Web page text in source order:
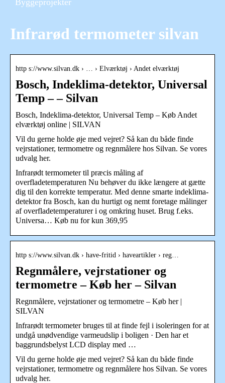
Byggeprojekter
Infrarød termometer silvan
http s://www.silvan.dk › … › Elværktøj › Andet elværktøj
Bosch, Indeklima-detektor, Universal
Temp – – Silvan
Bosch, Indeklima-detektor, Universal Temp – Køb Andet
elværktøj online | SILVAN
Vil du gerne holde øje med vejret? Så kan du både finde
vejrstationer, termometre og regnmålere hos Silvan. Se vores
udvalg her.
Infrarødt termometer til præcis måling af
overfladetemperaturen Nu behøver du ikke længere at gætte
dig til den korrekte temperatur. Med denne smarte indeklima-
detektor fra Bosch, kan du hurtigt og nemt foretage målinger
af overfladetemperaturer i og omkring huset. Brug f.eks.
Universa… Køb nu for kun 369,95
http s://www.silvan.dk › have-fritid › haveartikler › reg…
Regnmålere, vejrstationer og
termometre – Køb her – Silvan
Regnmålere, vejrstationer og termometre – Køb her |
SILVAN
Infrarødt termometer bruges til at finde fejl i isoleringen for at
undgå unødvendige varmeudslip i boligen · Den har et
baggrundsbelyst LCD display med …
Vil du gerne holde øje med vejret? Så kan du både finde
vejrstationer, termometre og regnmålere hos Silvan. Se vores
udvalg her.